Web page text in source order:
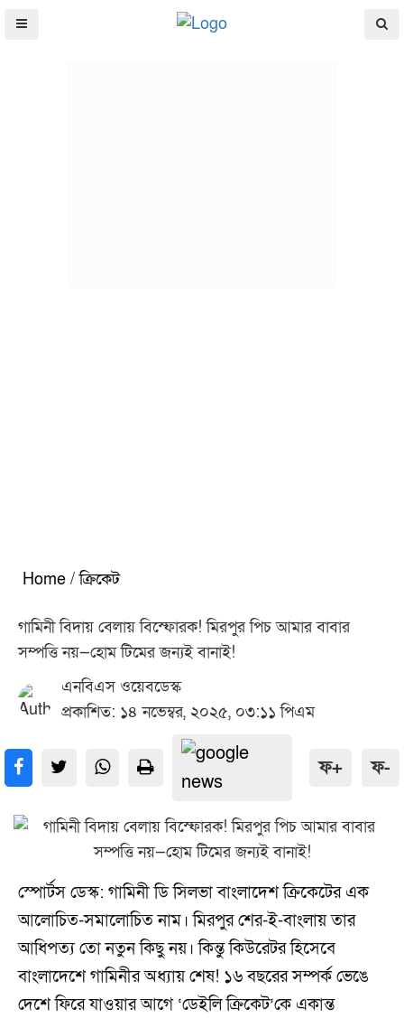
Home / ক্রিকেট
গামিনী বিদায় বেলায় বিস্ফোরক! মিরপুর পিচ আমার বাবার
সম্পত্তি নয়—হোম টিমের জন্যই বানাই!
এনবিএস ওয়েবডেস্ক
প্রকাশিত: ১৪ নভেম্বর, ২০২৫, ০৩:১১ পিএম
ফ+ ফ-
স্পোর্টস ডেস্ক: গামিনী ডি সিলভা বাংলাদেশ ক্রিকেটের এক
আলোচিত-সমালোচিত নাম। মিরপুর শের-ই-বাংলায় তার
আধিপত্য তো নতুন কিছু নয়। কিন্তু কিউরেটর হিসেবে
বাংলাদেশে গামিনীর অধ্যায় শেষ! ১৬ বছরের সম্পর্ক ভেঙে
দেশে ফিরে যাওয়ার আগে ‘ডেইলি ক্রিকেট’কে একান্ত